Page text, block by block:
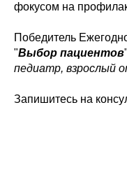
фокусом на
Победитель
"Выбор пациентов
педиатр, взрослый
Запишитесь на